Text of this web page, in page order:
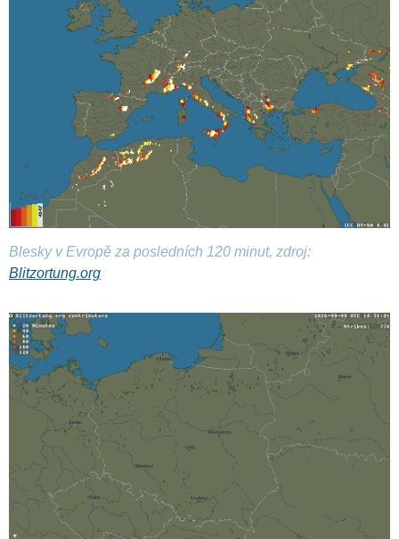
Blesky v Evropě za posledních 120 minut, zdroj:
Blitzortung.org